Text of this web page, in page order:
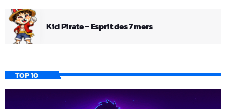
Kid Pirate – Esprit des 7 mers
TOP 10